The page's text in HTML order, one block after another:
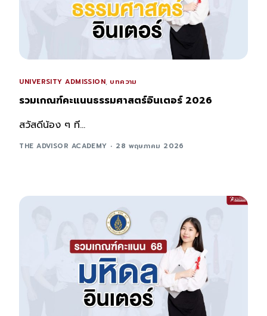
UNIVERSITY ADMISSION, บทความ
รวมเกณฑ์คะแนนธรรมศาสตร์อินเตอร์ 2026
สวัสดีน้อง ๆ ที...
THE ADVISOR ACADEMY 28 พฤษภาคม 2026